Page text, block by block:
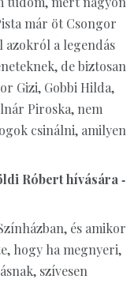
már öt Csongor
azokról a legendás
de biztosan
Gizi, Gobbi Hilda,
Piroska, nem
csinálni, amilyen
Róbert hívására
és amikor
hogy ha megnyeri,
szívesen